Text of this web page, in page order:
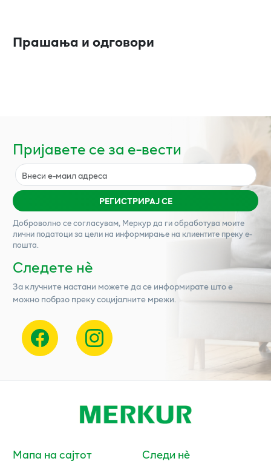
Прашања и одговори
Пријавете се за е-вести
РЕГИСТРИРАЈ СЕ
Доброволно се согласувам, Меркурда ги обработува моите
лични податоци за цели на информирање на клиентите преку е-
пошта.
Следете нѐ
За клучните настани можете да се информирате што е
можно побрзо преку социјалните мрежи.
Мапа на сајтот Следи нè